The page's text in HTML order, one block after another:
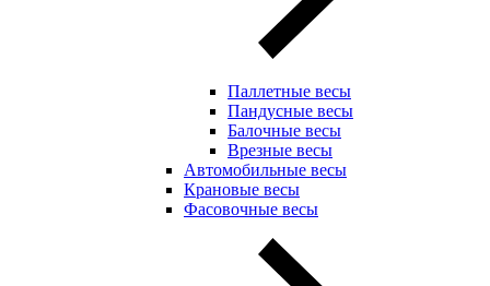
Паллетные весы
Пандусные весы
Балочные весы
Врезные весы
Автомобильные весы
Крановые весы
Фасовочные весы